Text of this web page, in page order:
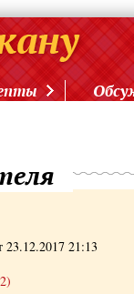
23.12.2017 21:13